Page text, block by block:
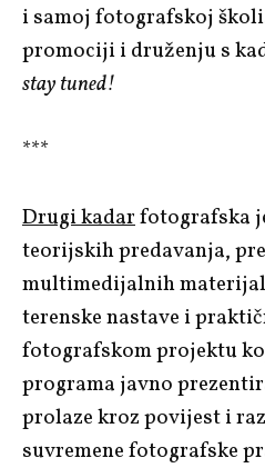
i samoj fotografskoj
promociji i druženju s
stay tuned!
***
Drugi kadarfotografska
teorijskih predavanja,
multimedijalnih
terenske nastave i
fotografskom projektu
programa javno
prolaze kroz povijest i
suvremene fotografske